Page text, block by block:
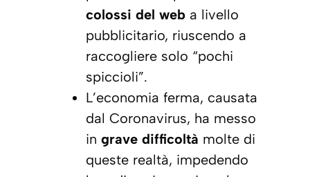
colossi del web a livello
pubblicitario, riuscendo a
raccogliere solo “pochi
spiccioli”.
L’economia ferma, causata
dal Coronavirus, ha messo
in grave difficoltà molte di
queste realtà, impedendo